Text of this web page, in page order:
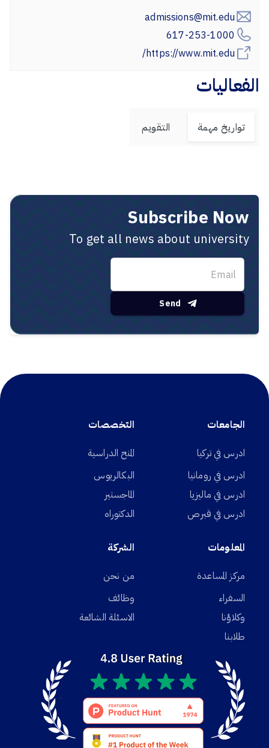
admissions@mit.edu
617-253-1000
https://www.mit.edu/
الفعاليات
تواريخ مهمة التقويم
Subscribe Now
To get all news about university
Send
الجامعات
ادرس في تركيا
ادرس في رومانيا
ادرس في ماليزيا
ادرس في قبرص
التخصصات
المنح الدراسية
البكالريوس
الماجستير
الدكتوراه
المعلومات
مركز المساعدة
السفراء
وكلاؤنا
طلابنا
الشركة
من نحن
وظائف
الاسئلة الشائعة